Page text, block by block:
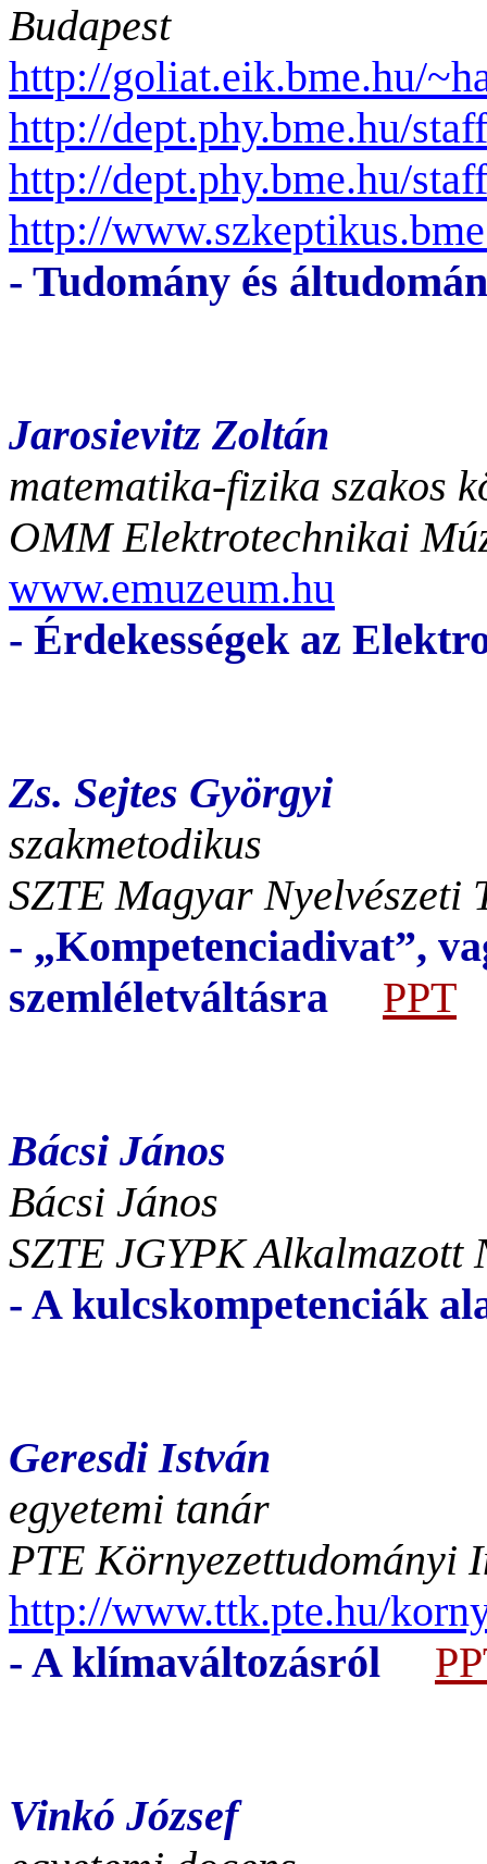
Budapest
http://goliat.eik.bme.hu/
http://dept.phy.bme.hu/
http://dept.phy.bme.hu/
http://
- Tudomány és
Jarosievitz Zoltán
matematika-fizika szakos
OMM Elektrotechnikai
www.emuzeum.hu
- Érdekességek az
Zs. Sejtes Györgyi
szakmetodikus
SZTE Magyar Nyelvészeti
- „Kompetenciadivat”,
szemléletváltásra
PPT
Bácsi János
Bácsi János
SZTE JGYPK Alkalmazott
- A kulcskompetenciák
Geresdi István
egyetemi tanár
PTE Környezettudományi
http://www.ttk.pte.hu/
- A klímaváltozásról
Vinkó József